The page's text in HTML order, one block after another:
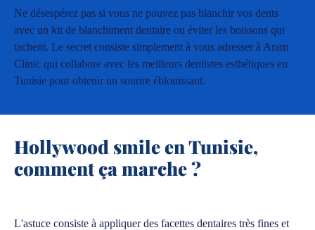
Ne désespérez pas si vous ne pouvez pas blanchir vos dents
avec un kit de blanchiment dentaire ou éviter les boissons qui
tachent. Le secret consiste simplement à vous adresser à Aram
Clinic qui collabore avec les meilleurs dentistes esthétiques en
Tunisie pour obtenir un sourire éblouissant.
Hollywood smile en Tunisie,
comment ça marche ?
L'astuce consiste à appliquer des facettes dentaires très fines et